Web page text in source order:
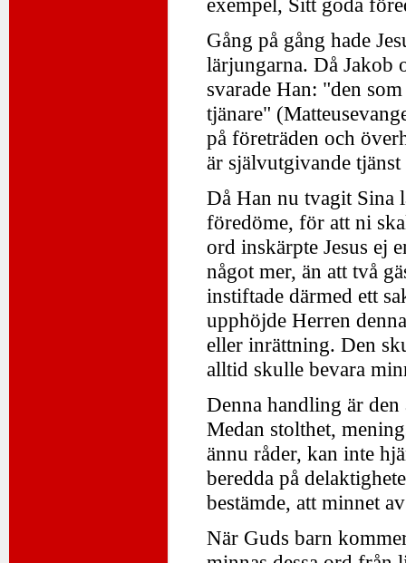
Gång på gång hade
lärjungarna. Då Jakob
svarade Han: "den
tjänare"
på företräden och
är självutgivande
Då Han nu tvagit Sina
föredöme, för att ni
ord inskärpte Jesus ej
något mer, än att två
instiftade därmed ett
upphöjde Herren
eller inrättning. Den
alltid skulle bevara
Denna handling är
Medan stolthet,
ännu råder, kan inte
beredda på
bestämde, att minnet
När Guds barn